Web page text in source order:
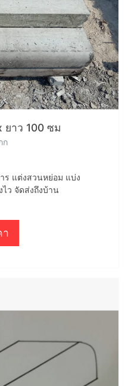
ยาว 100 ซม
ก
ร แต่งสวนหย่อม แบ่ง
ว จัดส่งถึงบ้าน
า